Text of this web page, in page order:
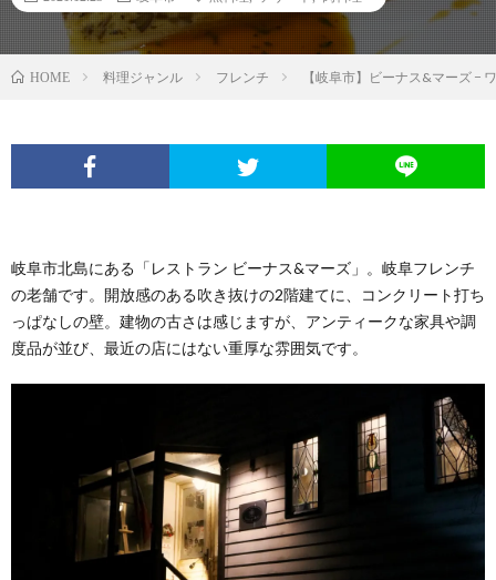
HOME 料理ジャンル フレンチ 【岐阜市】ビーナス&マーズ −
岐阜市北島にある「レストラン ビーナス&マーズ」。岐阜フレンチ
の老舗です。開放感のある吹き抜けの2階建てに、コンクリート打ち
っぱなしの壁。建物の古さは感じますが、アンティークな家具や調
度品が並び、最近の店にはない重厚な雰囲気です。